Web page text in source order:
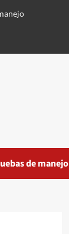
de manejo